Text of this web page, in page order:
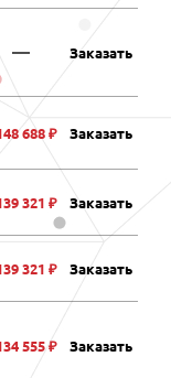
— Заказать
688 ₽ Заказать
321 ₽ Заказать
321 ₽ Заказать
555 ₽ Заказать